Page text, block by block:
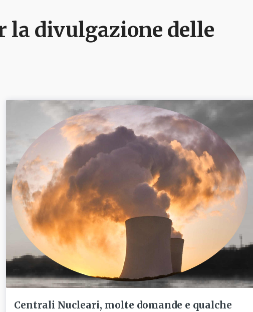
la divulgazione delle
Centrali Nucleari, molte domande e qualche